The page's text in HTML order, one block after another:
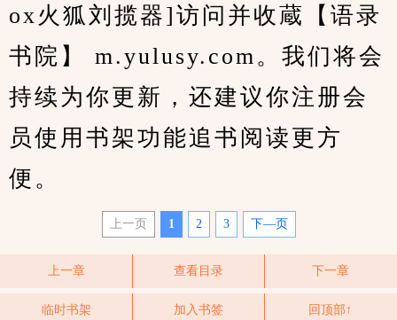
ox火狐刘揽器]访问并收蔵【语录
书院】 m.yulusy.com。我们将会
持续为你更新，还建议你注册会
员使用书架功能追书阅读更方
便。
上一页 1 2 3 下—页
上一章 查看目录 下一章
临时书架 加入书签 回顶部↑